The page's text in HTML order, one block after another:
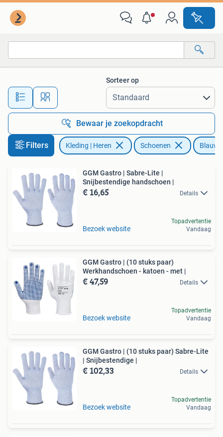
Alle afstanden…
Sorteer op
Bewaar je zoekopdracht
Filters Kleding | Heren Schoenen Blauw
GGM Gastro | Sabre-Lite |
Snijbestendige handschoen |
€ 16,65 Details
Bezoek website
Topadvertentie
Vandaag
GGM Gastro | (10 stuks paar)
Werkhandschoen - katoen - met |
€ 47,59 Details
Bezoek website
Topadvertentie
Vandaag
GGM Gastro | (10 stuks paar) Sabre-Lite
| Snijbestendige |
€ 102,33 Details
Bezoek website
Topadvertentie
Vandaag